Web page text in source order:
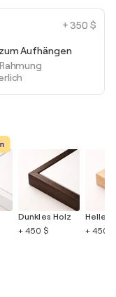
+ 350 $
Aufhängen
Dunkles Holz
+ 450 $
Helles
+ 450 $